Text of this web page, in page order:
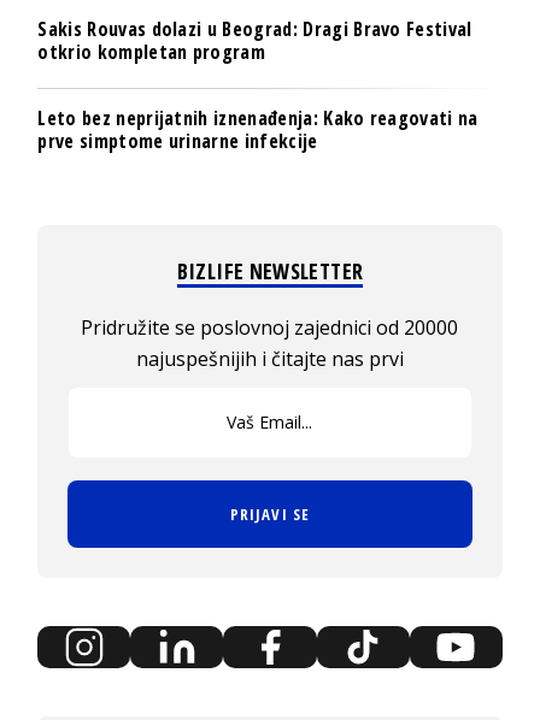
Sakis Rouvas dolazi u Beograd: Dragi Bravo Festival
otkrio kompletan program
Leto bez neprijatnih iznenađenja: Kako reagovati na
prve simptome urinarne infekcije
BIZLIFE NEWSLETTER
Pridružite se poslovnoj zajednici od 20000
najuspešnijih i čitajte nas prvi
PRIJAVI SE